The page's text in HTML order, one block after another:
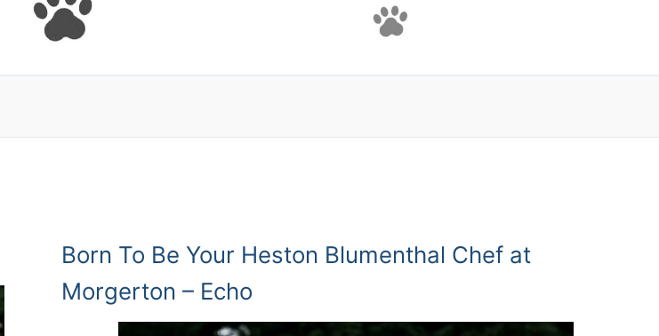
Born To Be Your Heston Blumenthal Chef at
Morgerton – Echo